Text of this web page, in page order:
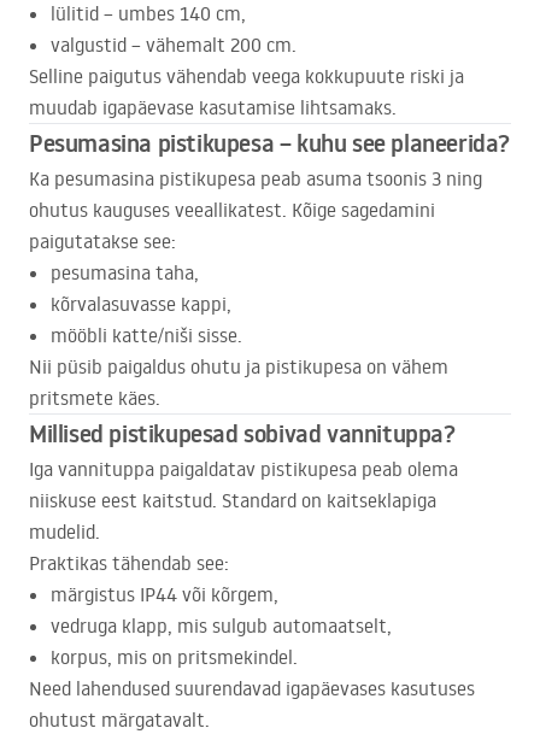
lülitid – umbes 140 cm,
valgustid – vähemalt 200 cm.
Selline paigutus vähendab veega kokkupuute riski ja
muudab igapäevase kasutamise lihtsamaks.
Pesumasina pistikupesa – kuhu see planeerida?
Ka pesumasina pistikupesa peab asuma tsoonis 3 ning
ohutus kauguses veeallikatest. Kõige sagedamini
paigutatakse see:
pesumasina taha,
kõrvalasuvasse kappi,
mööbli katte/niši sisse.
Nii püsib paigaldus ohutu ja pistikupesa on vähem
pritsmete käes.
Millised pistikupesad sobivad vannituppa?
Iga vannituppa paigaldatav pistikupesa peab olema
niiskuse eest kaitstud. Standard on kaitseklapiga
mudelid.
Praktikas tähendab see:
märgistus IP44 või kõrgem,
vedruga klapp, mis sulgub automaatselt,
korpus, mis on pritsmekindel.
Need lahendused suurendavad igapäevases kasutuses
ohutust märgatavalt.